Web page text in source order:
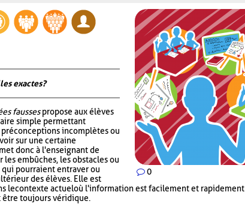
0
exactes ?
faussespropose aux élèves
simple permettant
incomplètes ou
sur une certaine
donc à l'enseignant de
embûches, les obstacles ou
pourraient entraver ou
des élèves. Elle est
le contexte actuel où l'information est facilement et rapidement
être toujours véridique.